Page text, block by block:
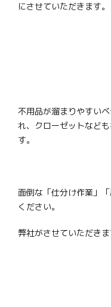
にさせていただきます。
不用品が溜まりやすい
れ、クローゼットなど
す。
面倒な「仕分け作業」
ください。
弊社がさせていただきま